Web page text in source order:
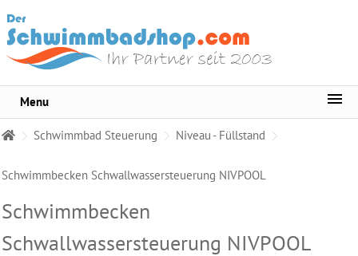
Schwimmbad Steuerung Niveau - Füllstand
Schwimmbecken Schwallwassersteuerung NIVPOOL
Schwimmbecken
Schwallwassersteuerung NIVPOOL
Sortiment
Pflege
Wasser
Menu